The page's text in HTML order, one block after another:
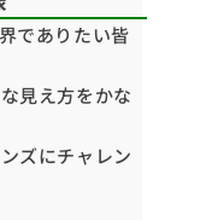
でありたい皆
見え方をかな
ズにチャレン